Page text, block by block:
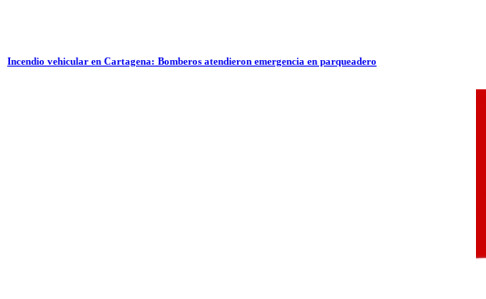
Incendio vehicular en Cartagena: Bomberos atendieron emergencia en parqueadero